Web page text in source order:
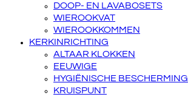
DOOP- EN LAVABOSETS
WIEROOKVAT
WIEROOKKOMMEN
KERKINRICHTING
ALTAAR KLOKKEN
EEUWIGE
HYGIËNISCHE BESCHERMING
KRUISPUNT